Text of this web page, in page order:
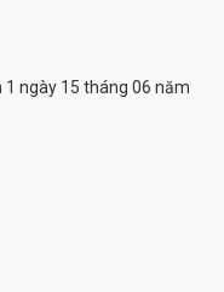
1 ngày 15 tháng 06 năm